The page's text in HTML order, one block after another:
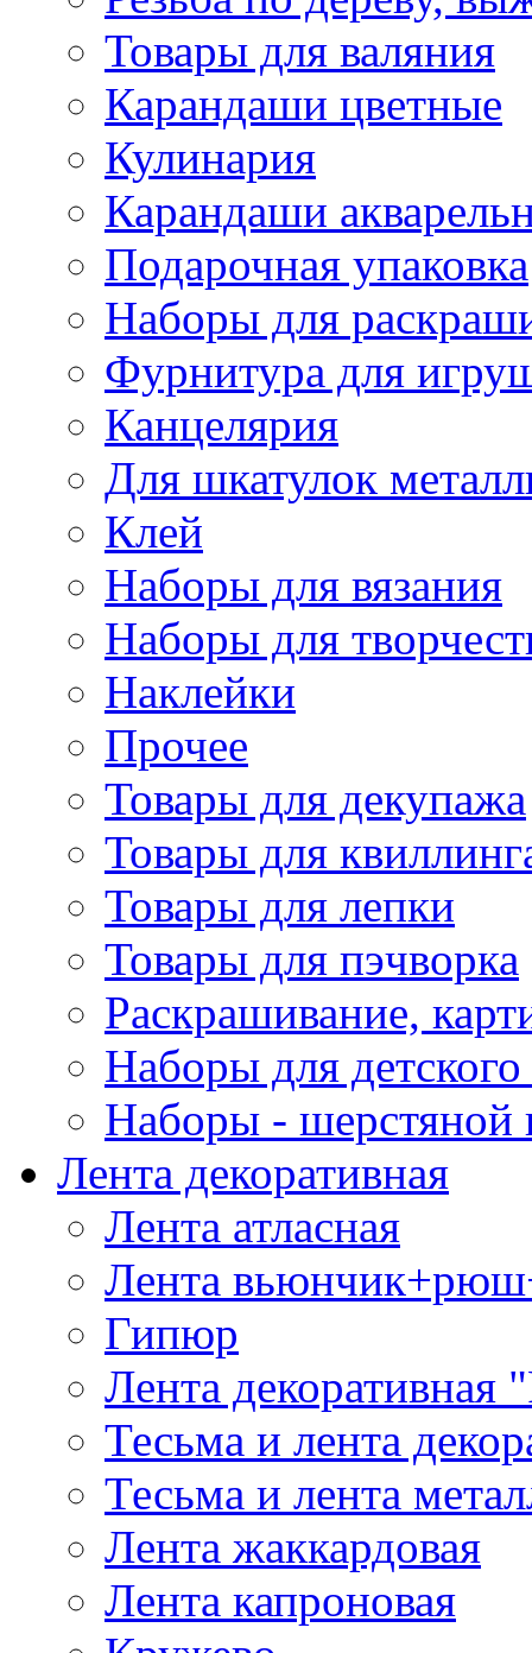
Товары для валяния
Карандаши цветные
Кулинария
Карандаши
Подарочная упаковка
Наборы для
Фурнитура для
Канцелярия
Для шкатулок
Клей
Наборы для вязания
Наборы для
Наклейки
Прочее
Товары для декупажа
Товары для
Товары для лепки
Товары для пэчворка
Раскрашивание,
Наборы для
Наборы - шерстяной
Лента декоративная
Лента атласная
Лента
Гипюр
Лента декоративная
Тесьма и лента
Тесьма и лента
Лента жаккардовая
Лента капроновая